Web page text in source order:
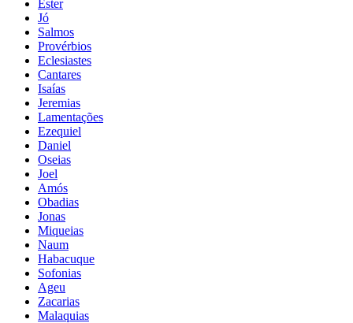
Ester
Jó
Salmos
Provérbios
Eclesiastes
Cantares
Isaías
Jeremias
Lamentações
Ezequiel
Daniel
Oseias
Joel
Amós
Obadias
Jonas
Miqueias
Naum
Habacuque
Sofonias
Ageu
Zacarias
Malaquias